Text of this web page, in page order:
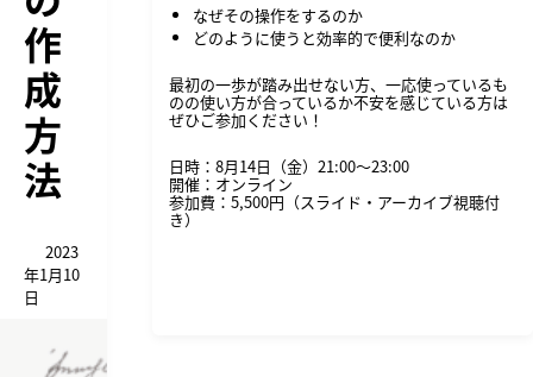
作
成
方
法
2023
年1月10
日
なぜその操作をするのか
どのように使うと効率的で便利なのか
最初の一歩が踏み出せない方、一応使っているも
のの使い方が合っているか不安を感じている方は
ぜひご参加ください！
日時：8月14日（金）21:00〜23:00
開催：オンライン
参加費：5,500円（スライド・アーカイブ視聴付
き）